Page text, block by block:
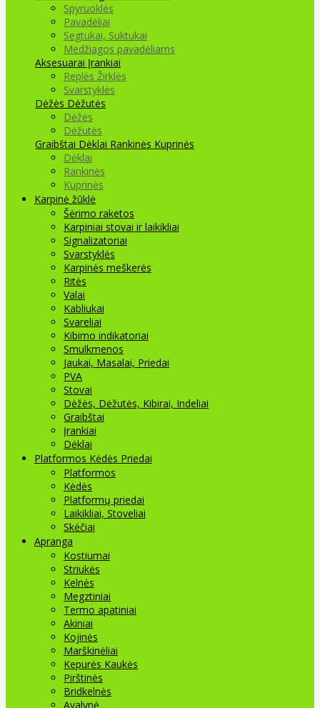
Spyruoklės
Pavadėliai
Segtukai, Suktukai
Medžiagos pavadėliams
Aksesuarai Įrankiai
Replės Žirklės
Svarstyklės
Dėžės Dėžutės
Dėžės
Dėžutės
Graibštai Dėklai Rankinės Kuprinės
Dėklai
Rankinės
Kuprinės
Karpinė žūklė
Šėrimo raketos
Karpiniai stovai ir laikikliai
Signalizatoriai
Svarstyklės
Karpinės meškerės
Ritės
Valai
Kabliukai
Svareliai
Kibimo indikatoriai
Smulkmenos
Jaukai, Masalai, Priedai
PVA
Stovai
Dėžės, Dėžutės, Kibirai, Indeliai
Graibštai
Įrankiai
Dėklai
Platformos Kėdės Priedai
Platformos
Kėdės
Platformų priedai
Laikikliai, Stoveliai
Skėčiai
Apranga
Kostiumai
Striukės
Kelnės
Megztiniai
Termo apatiniai
Akiniai
Kojinės
Marškinėliai
Kepurės Kaukės
Pirštinės
Bridkelnės
Avalynė